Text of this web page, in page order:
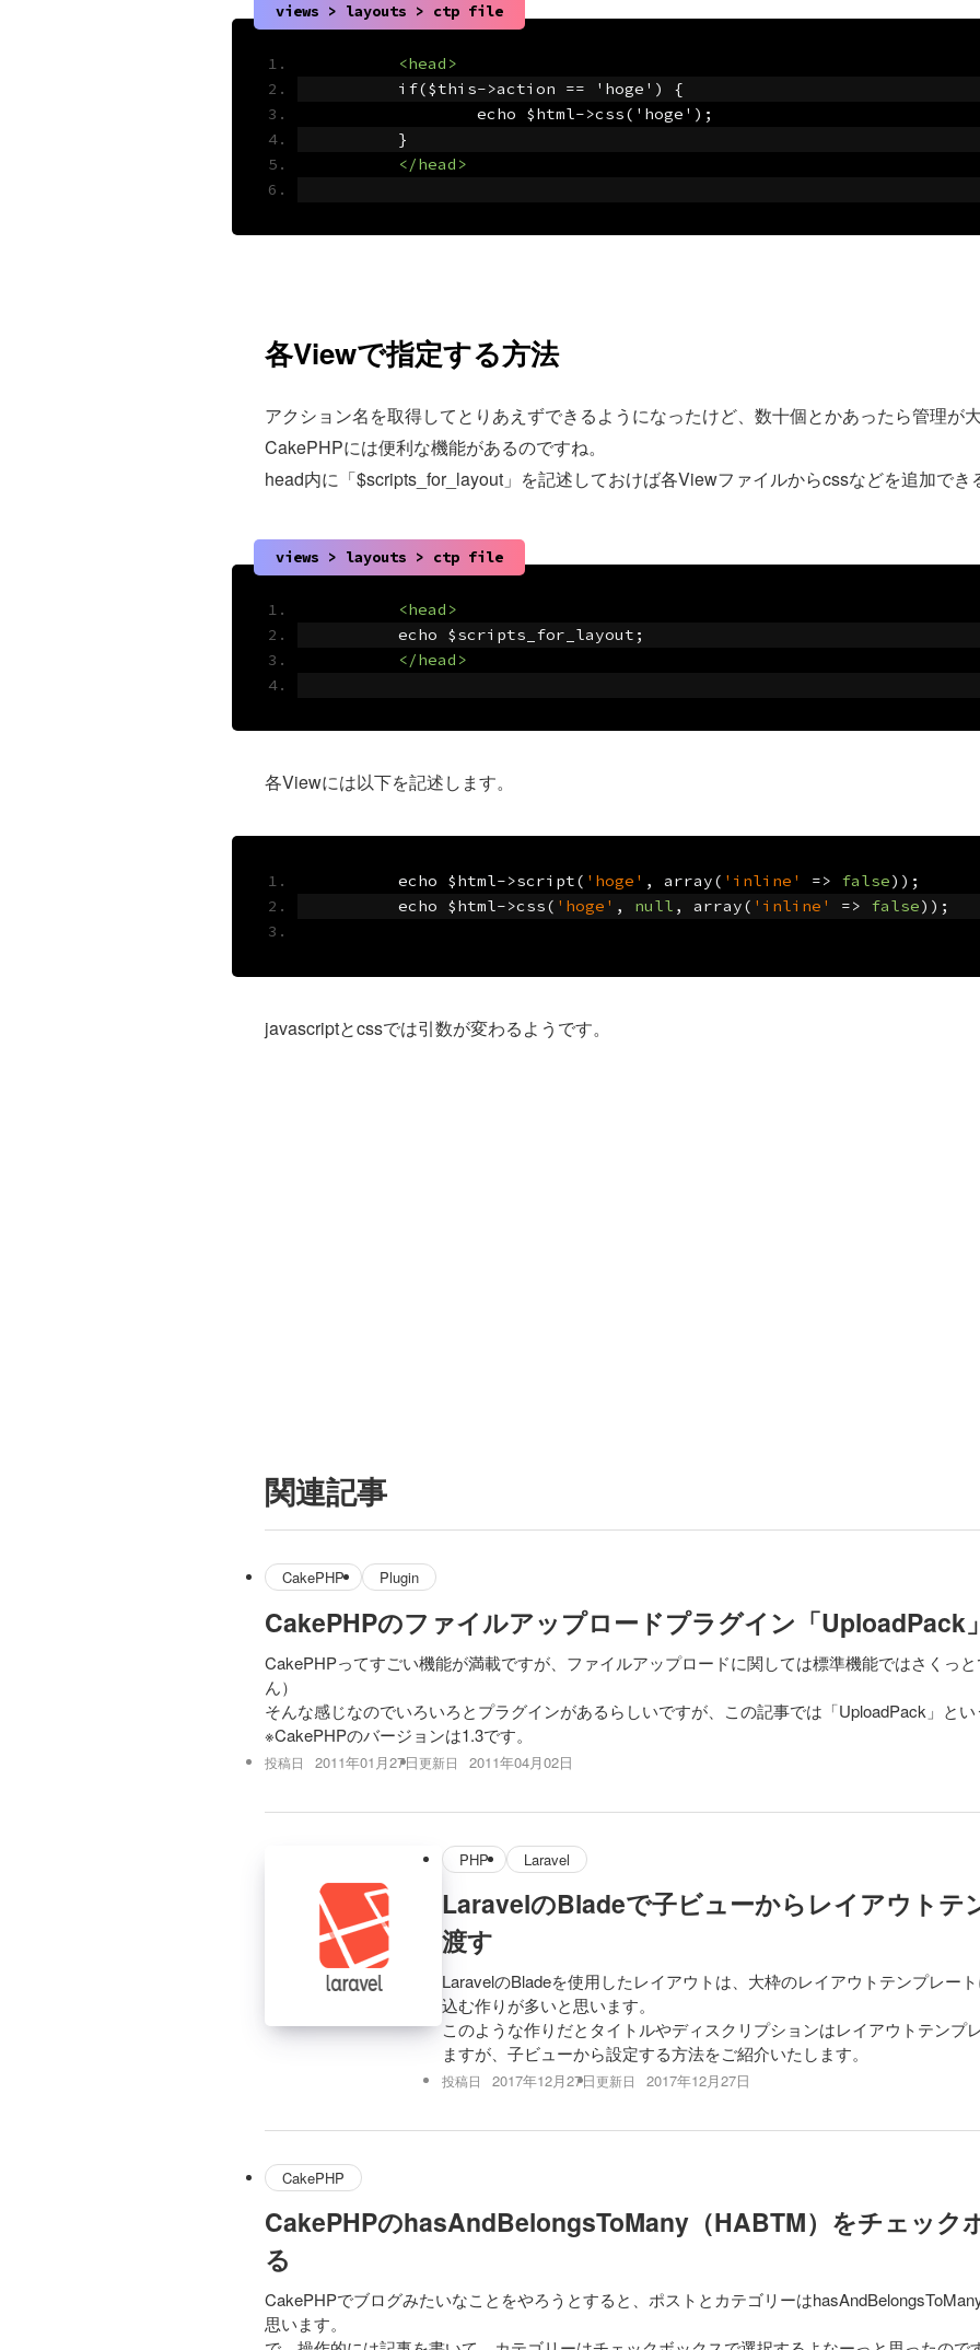
views > layouts > ctp file
<head>
	if($this->action == 'hoge') {
		echo $html->css('hoge');
	}
</head>
各Viewで指定する方法
アクション名を取得してとりあえずできるようになったけど、数十個とかあったら管理が
CakePHPには便利な機能があるのですね。
head内に「$scripts_for_layout」を記述しておけば各Viewファイルからcssなどを追加でき
views > layouts > ctp file
<head>
	echo $scripts_for_layout;
</head>
各Viewには以下を記述します。
	echo $html
->script( 'hoge' , array( 'inline' => false));
	echo $html
->css( 'hoge' , null , array( 'inline' => false));
javascriptとcssでは引数が変わるようです。
関連記事
CakePHP Plugin
CakePHPのファイルアップロードプラグイン「UploadPack
CakePHPってすごい機能が満載ですが、ファイルアップロードに関しては標準機能ではさくっ
ん）
そんな感じなのでいろいろとプラグインがあるらしいですが、この記事では「UploadPack」とい
※CakePHPのバージョンは1.3です。
投稿日 2011年01月27日更新日 2011年04月02日
PHP Laravel
LaravelのBladeで子ビューからレイアウトテ
渡す
LaravelのBladeを使用したレイアウトは、大枠のレイアウトテンプレー
込む作りが多いと思います。
このような作りだとタイトルやディスクリプションはレイアウトテンプ
ますが、子ビューから設定する方法をご紹介いたします。
投稿日 2017年12月27日更新日 2017年12月27日
CakePHP
CakePHPのhasAndBelongsToMany（HABTM）をチェック
る
CakePHPでブログみたいなことをやろうとすると、ポストとカテゴリーは
思います。